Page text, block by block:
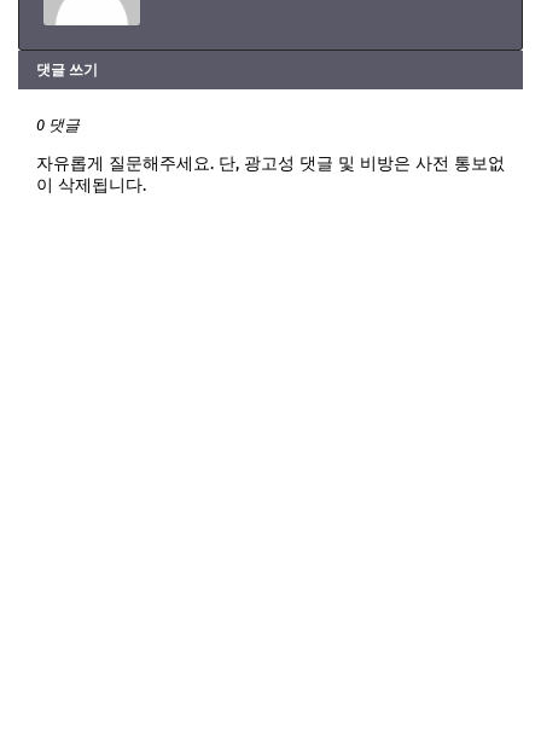
댓글 쓰기
0 댓글
자유롭게 질문해주세요. 단, 광고성 댓글 및 비방은 사전 통보없
이 삭제됩니다.